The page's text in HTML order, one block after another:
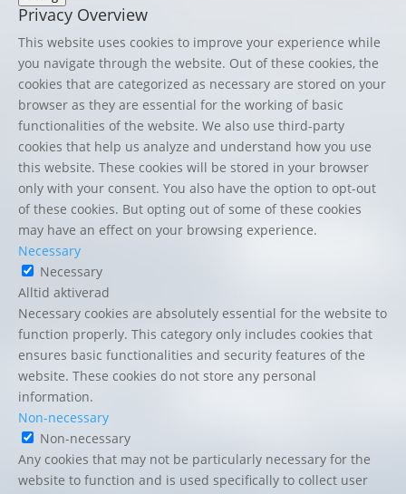
Privacy Overview
This website uses cookies to improve your experience while
you navigate through the website. Out of these cookies, the
cookies that are categorized as necessary are stored on your
browser as they are essential for the working of basic
functionalities of the website. We also use third-party
cookies that help us analyze and understand how you use
this website. These cookies will be stored in your browser
only with your consent. You also have the option to opt-out
of these cookies. But opting out of some of these cookies
may have an effect on your browsing experience.
Necessary
Necessary
Alltid aktiverad
Necessary cookies are absolutely essential for the website to
function properly. This category only includes cookies that
ensures basic functionalities and security features of the
website. These cookies do not store any personal
information.
Non-necessary
Non-necessary
Any cookies that may not be particularly necessary for the
website to function and is used specifically to collect user